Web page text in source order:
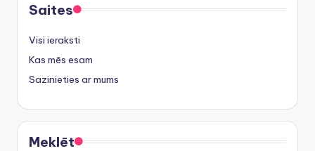
Saites
Visi ieraksti
Kas mēs esam
Sazinieties ar mums
Meklēt